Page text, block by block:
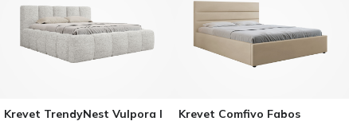
Krevet TrendyNest Vulpora I Krevet Comfivo Fabos